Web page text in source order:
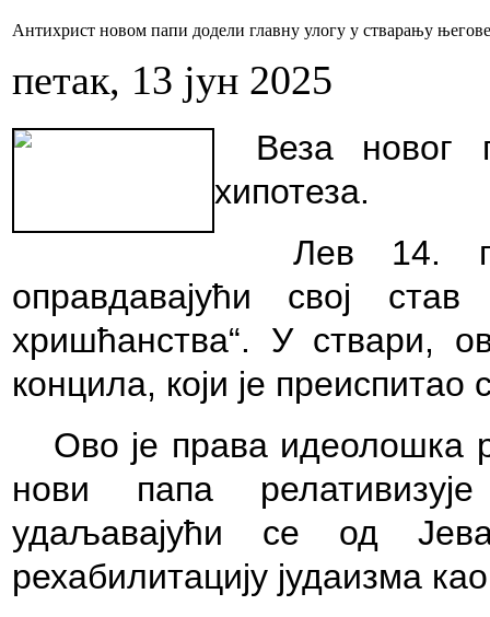
Антихрист новом папи додели главну улогу у стварању
петак, 13 јун 2025
Веза новог
хипотеза.
Лев 14.
оправдавајући свој
хришћанства“. У ствари,
концила, који је преиспитао
Ово је права идеолошка
нови папа
удаљавајући се од
рехабилитацију јудаизма